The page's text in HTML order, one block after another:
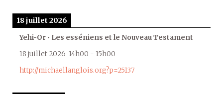
18 juillet 2026
Yehi-Or • Les esséniens et le Nouveau Testament
18 juillet 2026 14h00 - 15h00
http://michaellanglois.org?p=25137